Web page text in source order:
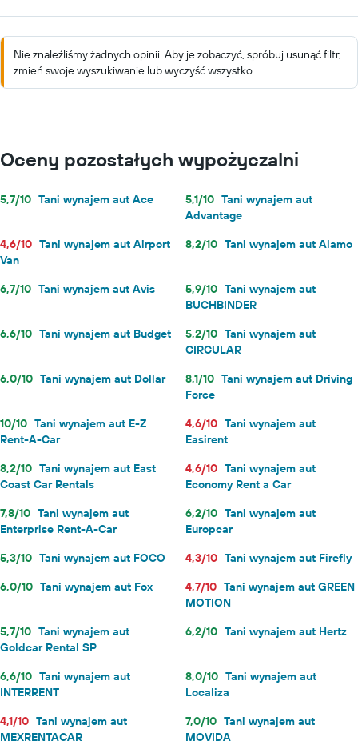
Nie znaleźliśmy żadnych opinii. Aby je zobaczyć, spróbuj usunąć filtr,
zmień swoje wyszukiwanie lub wyczyść wszystko.
Oceny pozostałych wypożyczalni
5,7/10 Tani wynajem aut Ace 5,1/10 Tani wynajem aut
Advantage
4,6/10 Tani wynajem aut Airport
Van
8,2/10 Tani wynajem aut Alamo
6,7/10 Tani wynajem aut Avis 5,9/10 Tani wynajem aut
BUCHBINDER
6,6/10 Tani wynajem aut Budget 5,2/10 Tani wynajem aut
CIRCULAR
6,0/10 Tani wynajem aut Dollar 8,1/10 Tani wynajem aut Driving
Force
10/10 Tani wynajem aut E-Z
Rent-A-Car
4,6/10 Tani wynajem aut
Easirent
8,2/10 Tani wynajem aut East
Coast Car Rentals
4,6/10 Tani wynajem aut
Economy Rent a Car
7,8/10 Tani wynajem aut
Enterprise Rent-A-Car
6,2/10 Tani wynajem aut
Europcar
5,3/10 Tani wynajem aut FOCO 4,3/10 Tani wynajem aut Firefly
6,0/10 Tani wynajem aut Fox 4,7/10 Tani wynajem aut GREEN
MOTION
5,7/10 Tani wynajem aut
Goldcar Rental SP
6,2/10 Tani wynajem aut Hertz
6,6/10 Tani wynajem aut
INTERRENT
8,0/10 Tani wynajem aut
Localiza
4,1/10 Tani wynajem aut
MEXRENTACAR
7,0/10 Tani wynajem aut
MOVIDA